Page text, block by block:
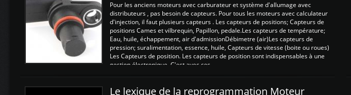
Pour les anciens moteurs avec carburateur et système d'allumage avec
distributeurs , pas besoin de capteurs. Pour tous les moteurs avec calculateur
d'injection, il faut plusieurs capteurs . Les capteurs de positions; Capteurs de
positions Cames et vilbrequin, Papillon, pedale.Les capteurs de température;
Eau, huile, échappement, air d'admissionDébimetre (air)Les capteurs de
pression; suralimentation, essence, huile, Capteurs de vitesse (boite ou roues)
Les Capteurs de position. Les capteurs de position sont indispensables à une
gestion électronique. C'est avec ces ...
Le lexique de la reprogrammation Moteur